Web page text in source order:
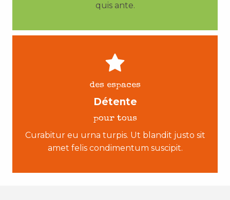
quis ante.
des espaces
Détente
pour tous
Curabitur eu urna turpis. Ut blandit justo sit
amet felis condimentum suscipit.